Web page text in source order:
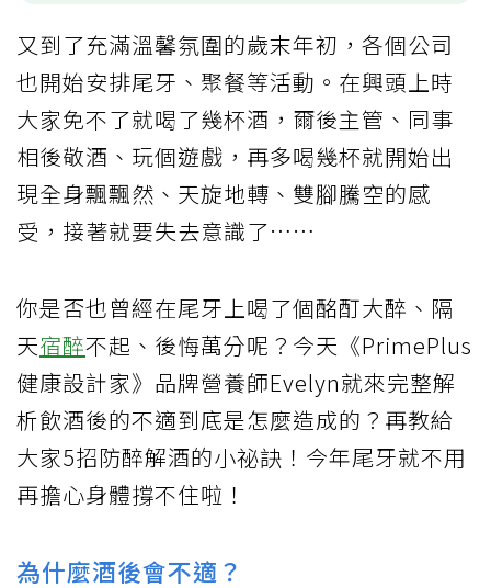
又到了充滿溫馨氛圍的歲末年初，各個公司
也開始安排尾牙、聚餐等活動。在興頭上時
大家免不了就喝了幾杯酒，爾後主管、同事
相後敬酒、玩個遊戲，再多喝幾杯就開始出
現全身飄飄然、天旋地轉、雙腳騰空的感
受，接著就要失去意識了……
你是否也曾經在尾牙上喝了個酩酊大醉、隔
天宿醉不起、後悔萬分呢？今天《PrimePlus
健康設計家》品牌營養師Evelyn就來完整解
析飲酒後的不適到底是怎麼造成的？再教給
大家5招防醉解酒的小祕訣！今年尾牙就不用
再擔心身體撐不住啦！
為什麼酒後會不適？